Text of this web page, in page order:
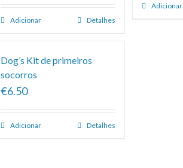
Adicionar Detalhes
Adicionar
Dog’s Kit de primeiros
socorros
€6.50
Adicionar Detalhes